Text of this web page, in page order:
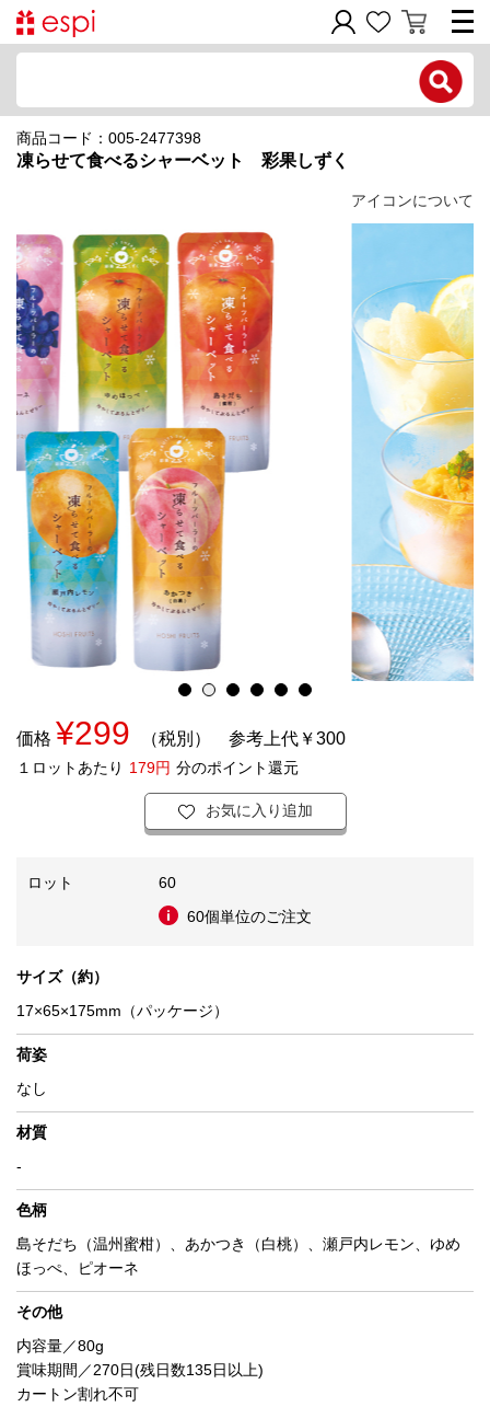
商品コード：005-2477398
凍らせて食べるシャーベット 彩果しずく
アイコンについて
価格 ¥299 （税別） 参考上代￥300
１ロットあたり 179円 分のポイント還元
お気に入り追加
ロット
60
60個単位のご注文
サイズ（約）
17×65×175mm（パッケージ）
荷姿
なし
材質
-
色柄
島そだち（温州蜜柑）、あかつき（白桃）、瀬戸内レモン、ゆめ
ほっぺ、ピオーネ
その他
内容量／80g
賞味期間／270日(残日数135日以上)
カートン割れ不可
新規会員登録
商品カテゴリ
価格帯別
お問い合わせフォーム